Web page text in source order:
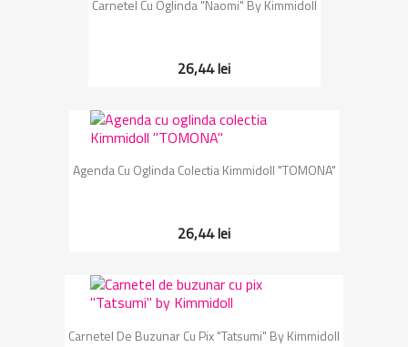
Carnetel Cu Oglinda "Naomi" By Kimmidoll
26,44 lei
Agenda Cu Oglinda Colectia Kimmidoll "TOMONA"
26,44 lei
Carnetel De Buzunar Cu Pix "Tatsumi" By Kimmidoll